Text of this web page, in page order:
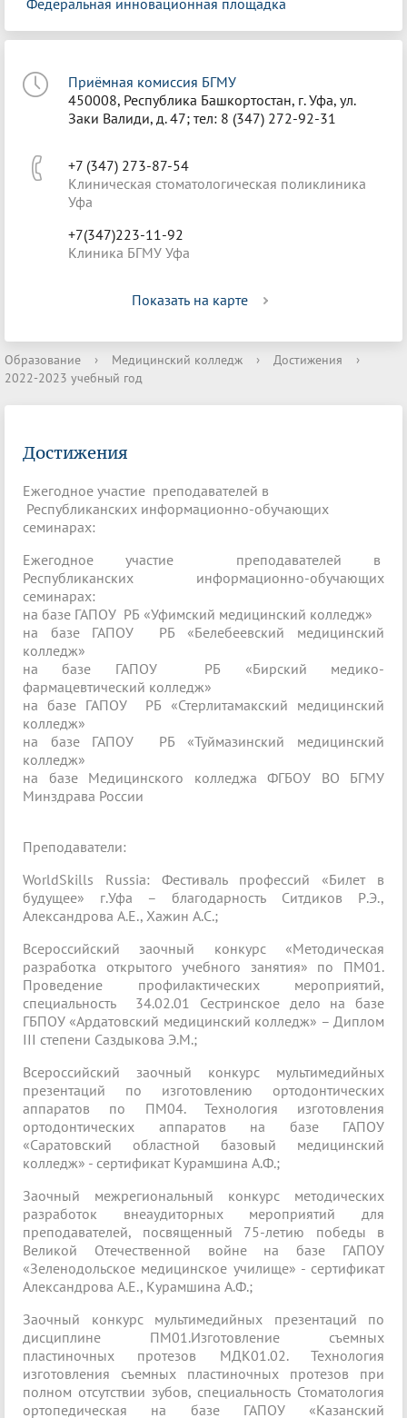
Федеральная инновационная площадка
Приёмная комиссия БГМУ
450008, Республика Башкортостан, г. Уфа, ул.
Заки Валиди, д. 47; тел: 8 (347) 272-92-31
+7 (347) 273-87-54
Клиническая стоматологическая поликлиника
Уфа
+7(347)223-11-92
Клиника БГМУ Уфа
Показать на карте
Образование › Медицинский колледж › Достижения
›
2022-2023 учебный год
Достижения
Ежегодное участие преподавателей в
Республиканских информационно-обучающих
семинарах:
Ежегодное участие преподавателей в
Республиканских информационно-обучающих
семинарах:
на базе ГАПОУ РБ «Уфимский медицинский колледж»
на базе ГАПОУ РБ «Белебеевский медицинский
колледж»
на базе ГАПОУ РБ «Бирский медико-
фармацевтический колледж»
на базе ГАПОУ РБ «Стерлитамакский медицинский
колледж»
на базе ГАПОУ РБ «Туймазинский медицинский
колледж»
на базе Медицинского колледжа ФГБОУ ВО БГМУ
Минздрава России
Преподаватели:
WorldSkills Russia: Фестиваль профессий «Билет в
будущее» г.Уфа – благодарность Ситдиков Р.Э.,
Александрова А.Е., Хажин А.С.;
Всероссийский заочный конкурс «Методическая
разработка открытого учебного занятия» по ПМ01.
Проведение профилактических мероприятий,
специальность 34.02.01 Сестринское дело на базе
ГБПОУ «Ардатовский медицинский колледж» – Диплом
III степени Саздыкова Э.М.;
Всероссийский заочный конкурс мультимедийных
презентаций по изготовлению ортодонтических
аппаратов по ПМ04. Технология изготовления
ортодонтических аппаратов на базе ГАПОУ
«Саратовский областной базовый медицинский
колледж» - сертификат Курамшина А.Ф.;
Заочный межрегиональный конкурс методических
разработок внеаудиторных мероприятий для
преподавателей, посвященный 75-летию победы в
Великой Отечественной войне на базе ГАПОУ
«Зеленодольское медицинское училище» - сертификат
Александрова А.Е., Курамшина А.Ф.;
Заочный конкурс мультимедийных презентаций по
дисциплине ПМ01.Изготовление съемных
пластиночных протезов МДК01.02. Технология
изготовления съемных пластиночных протезов при
полном отсутствии зубов, специальность Стоматология
ортопедическая на базе ГАПОУ «Казанский